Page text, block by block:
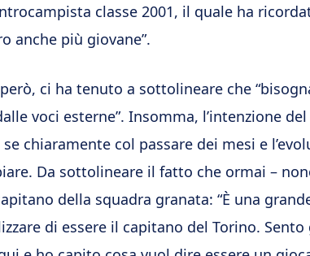
classe 2001, il quale ha
anche più giovane”.
ci ha tenuto a sottolineare che
voci esterne”. Insomma, l’intenzione
chiaramente col passare dei mesi e
Da sottolineare il fatto che ormai –
della squadra granata: “È una
di essere il capitano del Torino.